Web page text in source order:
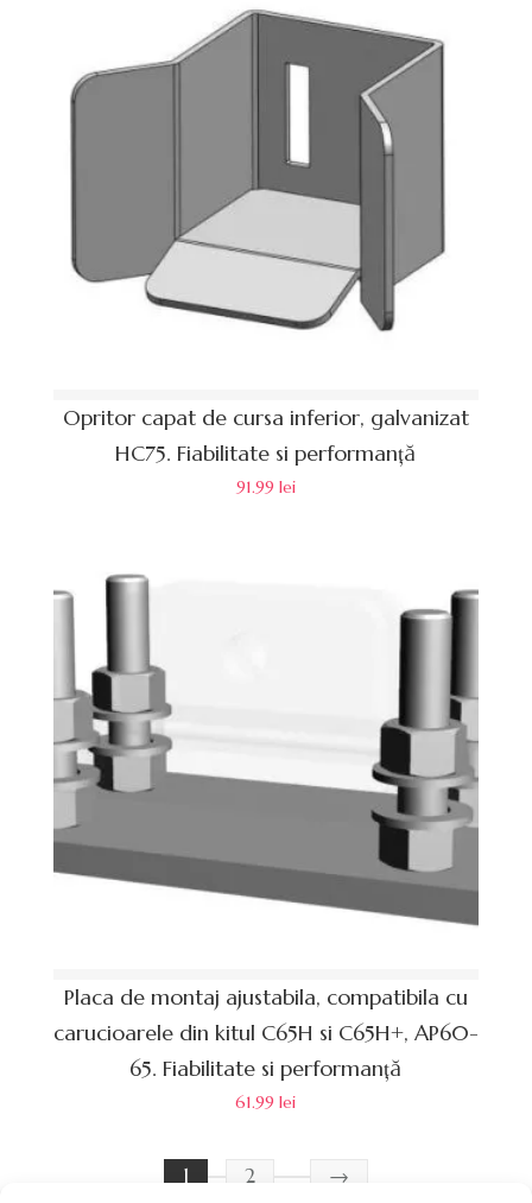
Opritor capat de cursa inferior, galvanizat
HC75. Fiabilitate si performanță
91.99 lei
Placa de montaj ajustabila, compatibila cu
carucioarele din kitul C65H si C65H+, AP60-
65. Fiabilitate si performanță
61.99lei
1 2 →